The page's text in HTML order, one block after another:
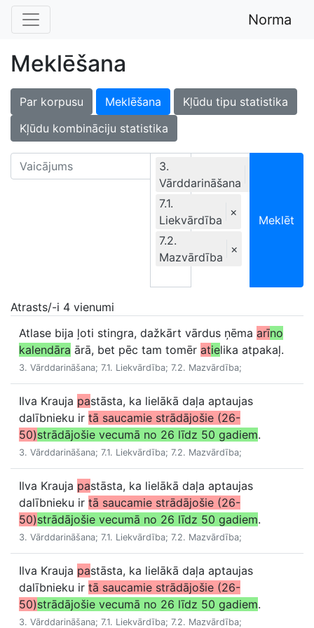
Norma
Meklēšana
Par korpusu Meklēšana
Kļūdu tipu statistika
Kļūdu kombināciju statistika
3.
Vārddarināšana
7.1.
Liekvārdība
×
7.2.
Mazvārdība
×
Ekskluzīvi
Meklēt
Atrasts/-i 4 vienumi
Atlase bija ļoti stingra, dažkārt vārdus ņēma arīno
kalendāra ārā, bet pēc tam tomēr atielika atpakaļ.
3. Vārddarināšana; 7.1. Liekvārdība; 7.2. Mazvārdība;
Ilva Krauja pastāsta, ka lielākā daļa aptaujas
dalībnieku ir tā saucamie strādājošie (26-
50)strādājošie vecumā no 26 līdz 50 gadiem.
3. Vārddarināšana; 7.1. Liekvārdība; 7.2. Mazvārdība;
Ilva Krauja pastāsta, ka lielākā daļa aptaujas
dalībnieku ir tā saucamie strādājošie (26-
50)strādājošie vecumā no 26 līdz 50 gadiem.
3. Vārddarināšana; 7.1. Liekvārdība; 7.2. Mazvārdība;
Ilva Krauja pastāsta, ka lielākā daļa aptaujas
dalībnieku ir tā saucamie strādājošie (26-
50)strādājošie vecumā no 26 līdz 50 gadiem.
3. Vārddarināšana; 7.1. Liekvārdība; 7.2. Mazvārdība;